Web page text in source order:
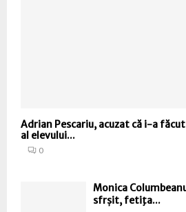
Adrian Pescariu, acuzat că i-a
al elevului...
0
Monica
sfrșit, fetiţa...